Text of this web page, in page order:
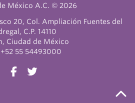
México A.C. © 2026
20, Col. Ampliación Fuentes del
C.P. 14110
Ciudad de México
+52 55 54493000